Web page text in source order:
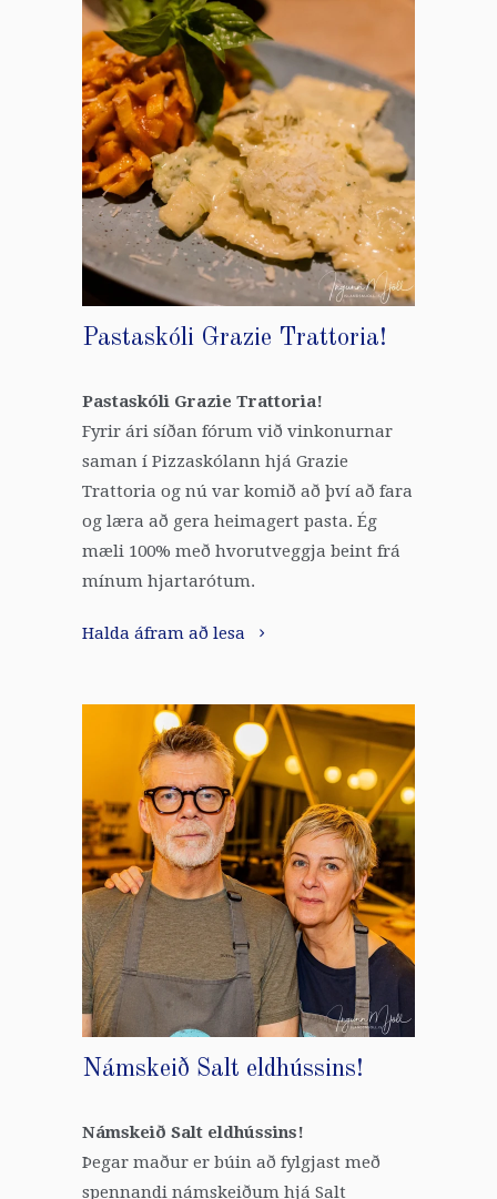
Pastaskóli Grazie Trattoria!
Pastaskóli Grazie Trattoria!
Fyrir ári síðan fórum við vinkonurnar
saman í Pizzaskólann hjá Grazie
Trattoria og nú var komið að því að fara
og læra að gera heimagert pasta. Ég
mæli 100% með hvorutveggja beint frá
mínum hjartarótum.
Halda áfram að lesa
Námskeið Salt eldhússins!
Námskeið Salt eldhússins!
Þegar maður er búin að fylgjast með
spennandi námskeiðum hjá Salt